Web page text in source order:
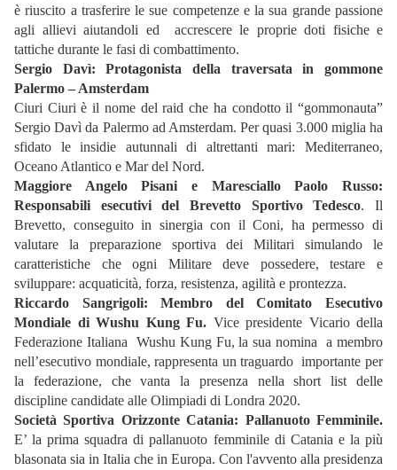
è riuscito a trasferire le sue competenze e la sua grande passione
agli allievi aiutandoli ed accrescere le proprie doti fisiche e
tattiche durante le fasi di combattimento.
Sergio Davì: Protagonista della traversata in gommone
Palermo – Amsterdam
Ciuri Ciuri è il nome del raid che ha condotto il “gommonauta”
Sergio Davì da Palermo ad Amsterdam. Per quasi 3.000 miglia ha
sfidato le insidie autunnali di altrettanti mari: Mediterraneo,
Oceano Atlantico e Mar del Nord.
Maggiore Angelo Pisani e Maresciallo Paolo Russo:
Responsabili esecutivi del Brevetto Sportivo Tedesco. Il
Brevetto, conseguito in sinergia con il Coni, ha permesso di
valutare la preparazione sportiva dei Militari simulando le
caratteristiche che ogni Militare deve possedere, testare e
sviluppare: acquaticità, forza, resistenza, agilità e prontezza.
Riccardo Sangrigoli: Membro del Comitato Esecutivo
Mondiale di Wushu Kung Fu. Vice presidente Vicario della
Federazione Italiana Wushu Kung Fu, la sua nomina a membro
nell’esecutivo mondiale, rappresenta un traguardo importante per
la federazione, che vanta la presenza nella short list delle
discipline candidate alle Olimpiadi di Londra 2020.
Società Sportiva Orizzonte Catania: Pallanuoto Femminile.
E’ la prima squadra di pallanuoto femminile di Catania e la più
blasonata sia in Italia che in Europa. Con l'avvento alla presidenza